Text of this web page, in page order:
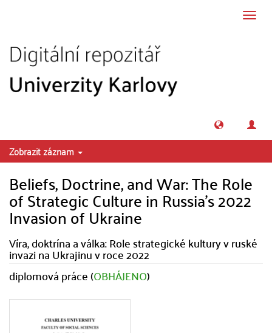
Zobrazit záznam
Beliefs, Doctrine, and War: The Role
of Strategic Culture in Russia's 2022
Invasion of Ukraine
Víra, doktrína a válka: Role strategické kultury v ruské
invazi na Ukrajinu v roce 2022
diplomová práce (OBHÁJENO)